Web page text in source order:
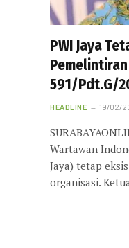
PWI Jaya
591/Pdt.G/
HEADLINE 19/02/
Wartawan
Jaya) tetap
organisasi.